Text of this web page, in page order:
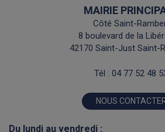
MAIRIE
Côté Saint-
8 boulevard de la
42170 Saint-Just Saint-
Tél : 04 77 52 48
NOUS
Du lundi au vendredi :